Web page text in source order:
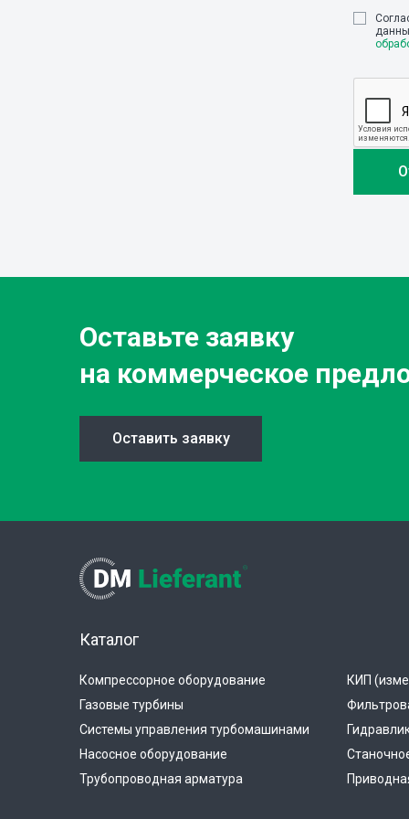
Оставьте заявку
на коммерческое
Оставить заявку
Каталог
Компрессорное оборудование
Газовые турбины
Системы управления турбомашинами
Насосное оборудование
Трубопроводная арматура
КИП